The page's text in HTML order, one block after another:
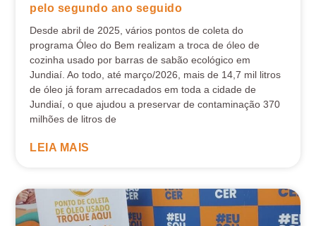
pelo segundo ano seguido
Desde abril de 2025, vários pontos de coleta do
programa Óleo do Bem realizam a troca de óleo de
cozinha usado por barras de sabão ecológico em
Jundiaí. Ao todo, até março/2026, mais de 14,7 mil litros
de óleo já foram arrecadados em toda a cidade de
Jundiaí, o que ajudou a preservar de contaminação 370
milhões de litros de
LEIA MAIS